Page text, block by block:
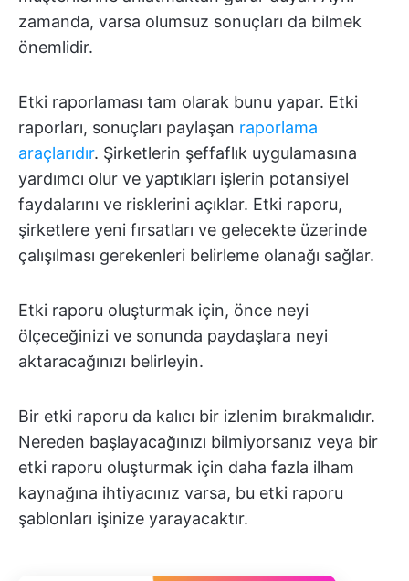
zamanda, varsa olumsuz sonuçları da bilmek
önemlidir.
Etki raporlaması tam olarak bunu yapar. Etki
raporları, sonuçları paylaşan raporlama
araçlarıdır. Şirketlerin şeffaflık uygulamasına
yardımcı olur ve yaptıkları işlerin potansiyel
faydalarını ve risklerini açıklar. Etki raporu,
şirketlere yeni fırsatları ve gelecekte üzerinde
çalışılması gerekenleri belirleme olanağı sağlar.
Etki raporu oluşturmak için, önce neyi
ölçeceğinizi ve sonunda paydaşlara neyi
aktaracağınızı belirleyin.
Bir etki raporu da kalıcı bir izlenim bırakmalıdır.
Nereden başlayacağınızı bilmiyorsanız veya bir
etki raporu oluşturmak için daha fazla ilham
kaynağına ihtiyacınız varsa, bu etki raporu
şablonları işinize yarayacaktır.